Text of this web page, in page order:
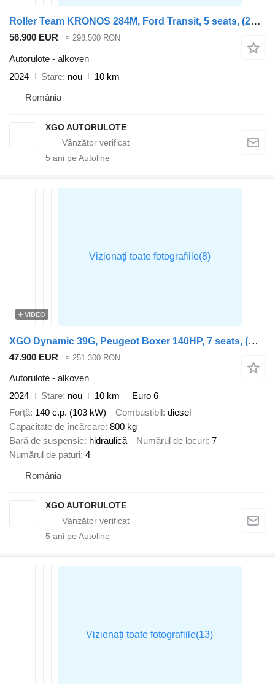
Roller Team KRONOS 284M, Ford Transit, 5 seats, (2024 model)
56.900 EUR ≈ 298.500 RON
Autorulote - alkoven
2024
Stare nou
10 km
România
XGO AUTORULOTE
5 ani pe Autoline
VIDEO
XGO Dynamic 39G, Peugeot Boxer 140HP, 7 seats, (model 2024)
47.900 EUR ≈ 251.300 RON
Autorulote - alkoven
2024
Stare nou 10 km
Euro 6
Forţă 140 c.p. (103 kW) Combustibil diesel
Capacitate de încărcare 800 kg
Bară de suspensie hidraulică Numărul de locuri 7
Numărul de paturi 4
România
XGO AUTORULOTE
5 ani pe Autoline